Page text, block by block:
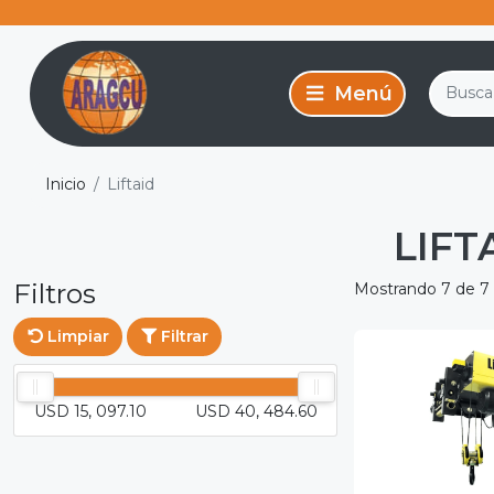
Inicio Liftaid
Filtros
Limpiar Filtrar
USD 15, 097.10 USD 40, 484.60
Mostrando 7 de 7